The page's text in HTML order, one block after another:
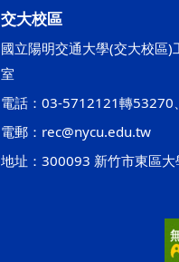
交大校區
國立陽明交通大學(交大校區
室
電話：03-5712121轉53270
電郵： rec@nycu.edu.tw
地址：300093 新竹市東區